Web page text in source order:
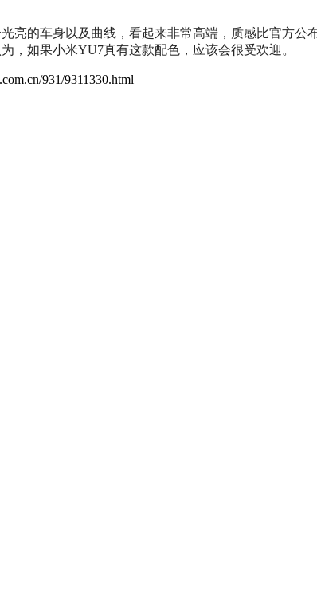
的车身以及曲线，看起来非常高端，质感比官方公
，如果小米YU7真有这款配色，应该会很受欢迎。
931/9311330.html